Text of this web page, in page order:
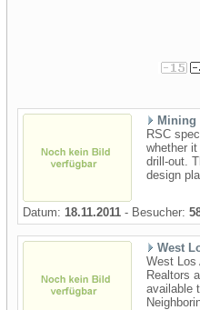
Mining
RSC
whether
drill-out.
design
Datum: 18.11.2011 - Besucher:
West
West Los
Realtors
available